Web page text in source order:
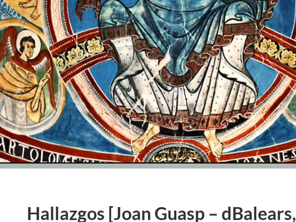
Hallazgos [Joan Guasp – dBalears,